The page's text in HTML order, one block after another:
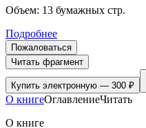
Объем: 13 бумажных стр.
Подробнее
Пожаловаться
Читать фрагмент
Купить электронную — 300 ₽
О книгеОглавлениеЧитать
О книге